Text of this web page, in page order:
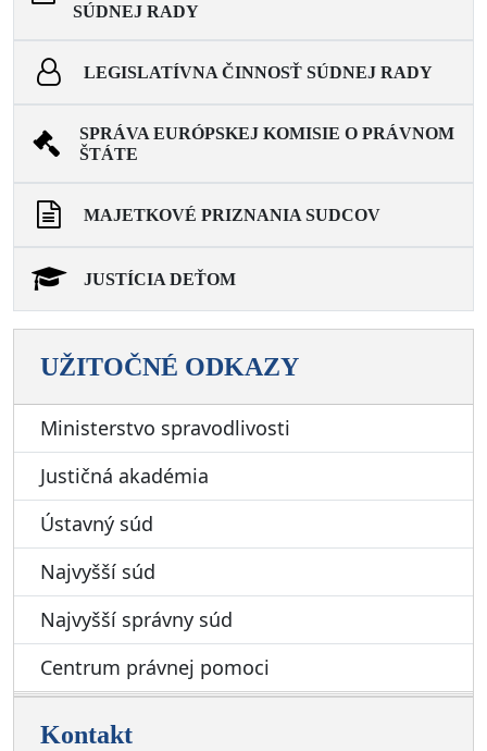
SÚDNEJ RADY
LEGISLATÍVNA ČINNOSŤ SÚDNEJ RADY
SPRÁVA EURÓPSKEJ KOMISIE O PRÁVNOM
ŠTÁTE
MAJETKOVÉ PRIZNANIA SUDCOV
JUSTÍCIA DEŤOM
UŽITOČNÉ ODKAZY
Ministerstvo spravodlivosti
Justičná akadémia
Ústavný súd
Najvyšší súd
Najvyšší správny súd
Centrum právnej pomoci
Kontakt